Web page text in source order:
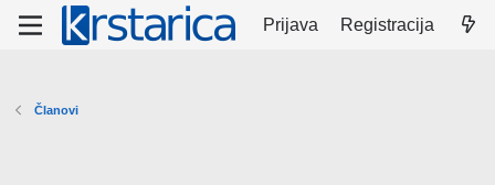
Prijava Registracija
Članovi